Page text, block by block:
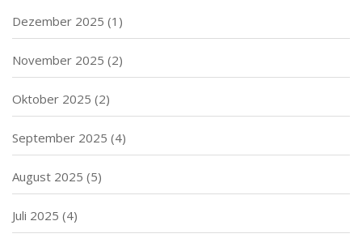
Dezember 2025 (1)
November 2025 (2)
Oktober 2025 (2)
September 2025 (4)
August 2025 (5)
Juli 2025 (4)